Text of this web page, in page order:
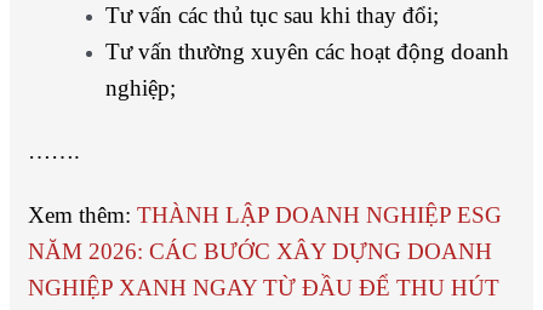
Tư vấn các thủ tục sau khi thay đổi;
Tư vấn thường xuyên các hoạt động doanh
nghiệp;
…….
Xem thêm: THÀNH LẬP DOANH NGHIỆP ESG
NĂM 2026: CÁC BƯỚC XÂY DỰNG DOANH
NGHIỆP XANH NGAY TỪ ĐẦU ĐỂ THU HÚT